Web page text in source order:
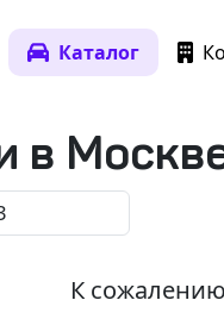
Каталог
в
К